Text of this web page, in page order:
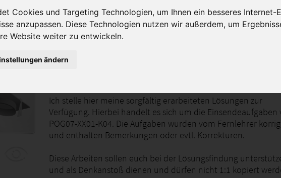
Cookies und Targeting Technologien, um Ihnen ein besseres
anzupassen. Diese Technologien nutzen wir außerdem, um
Website weiter zu entwickeln.
ändern
StudyAid.de verkaufen Kategorien
Ich stelle hier meine sorgfältig erarbeiteten Lösungen zur
Verfügung. Hierbei handelt es sich um die Einsendeaufgaben
POG07-XX01-K04. Die Aufgaben wurden vom Fernlehrer
und enthalten Bemerkungen oder evtl. Korrekturen.
Diese Arbeiten sollen euch bei der Lösungsfindung
und als Denkanstoß dienen und dürfen nicht 1:1 kopiert